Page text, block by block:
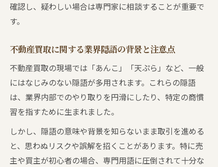
確認し、疑わしい場合は専門家に相談することが重要で
す。
不動産買取に関する業界隠語の背景と注意点
不動産買取の現場では「あんこ」「天ぷら」など、一般
にはなじみのない隠語が多用されます。これらの隠語
は、業界内部でのやり取りを円滑にしたり、特定の商慣
習を指すために生まれました。
しかし、隠語の意味や背景を知らないまま取引を進める
と、思わぬリスクや誤解を招くことがあります。特に売
主や買主が初心者の場合、専門用語に圧倒されて十分な